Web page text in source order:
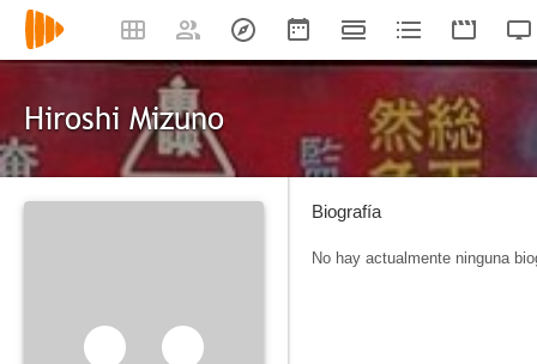
Hiroshi Mizuno
Biografía
No hay actualmente ninguna